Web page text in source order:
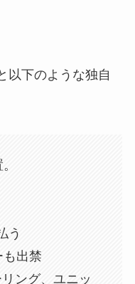
以下のような独自
う
も出禁
ング、ユニッ